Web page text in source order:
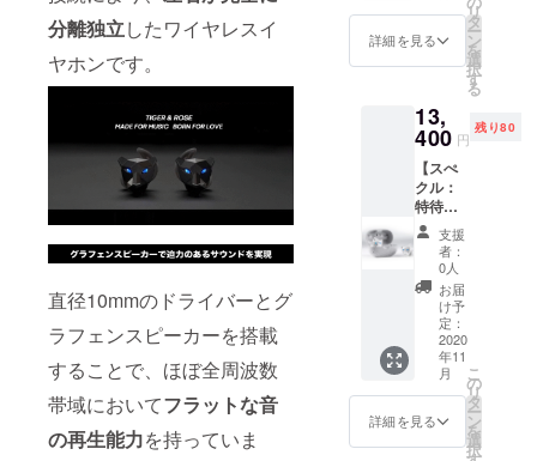
分離独立したワイヤレスイ
ヤホンです。
直径10mmのドライバーとグ
ラフェンスピーカーを搭載
することで、ほぼ全周波数
帯域においてフラットな音
の再生能力を持っていま
更に整
とがで
きた場
規販売
価格が
予定価
格より
下がる
可能性
もござ
いま
す。
がござ
す。 ※
本プロ
して想
定を上
回る皆
様から
ご支援
を頂
き、現
在進め
ている
環境か
ら量産
体制を
更に整
えるこ
とがで
合、正
規販売
ン・仕
部変更
になる
いま
す。 ※
ご支援
の数が
想定を
上回っ
た場
合、製
造工程
上の都
合等に
より出
荷時期
が遅れ
る場合
いま
す。 ※
確認事
項＞ ※
品・返
金はお
受けい
たしか
ねま
す。 ※
開発中
の製品
につき
まして
は、デ
ザイ
ン・仕
様が一
部変更
可能性
もござ
ホン カ
ラー：
細は製
品概要
でご確
認くだ
さい ＜
保証期
間＞ 商
品受け
取り日
から１
年間
（初期
不良の
み対
象） ＜
確認事
項＞ ※
ホン × 1
個 ＜特
典＞ 特
典1：特
格・
24%OF
F の
13,400
円(通常
価格
17,680
円) 特典
2：送料
込み ＜
商品詳
細＞ 製
品名：
Tiger&
Roseワ
イヤレ
スイヤ
詳細を見る
リ
タ
ー
ン
を
選
択
す
る
13,
400 円
残り80
【スぺ
クル：
特待価
格・80
名限
定・
24％OF
Tiger&
Roseワ
イヤレ
スイヤ
ホン × 1
個 ＜特
典＞ 特
典1：特
支援
者：
0人
お届
け予
定：
2020
年11
月
詳細を見る
こ
の
リ
タ
ー
ン
を
選
択